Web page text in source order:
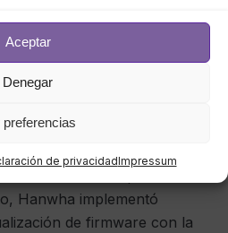
Aceptar
Denegar
preferencias
de privacidadImpressum
hacerlo. El concepto
su servidor VMS es atacado,
de administrador
algunos sistemas VMS
administrador si envían
Hanwha implementó
de firmware con la